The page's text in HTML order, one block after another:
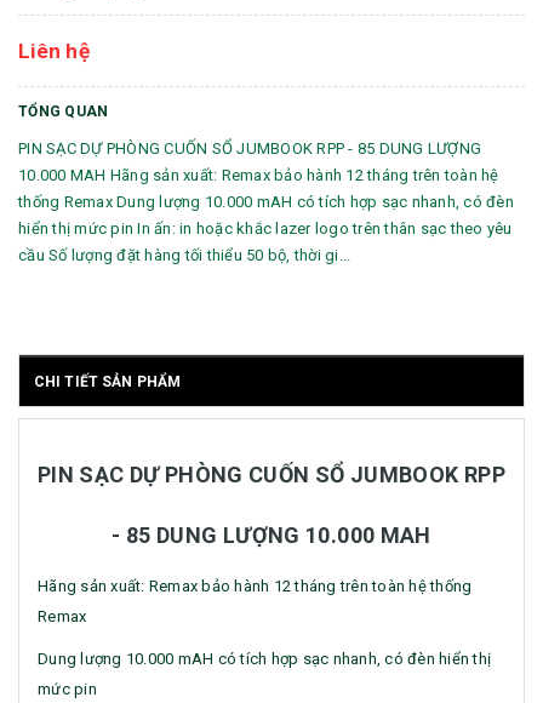
Liên hệ
TỔNG QUAN
PIN SẠC DỰ PHÒNG CUỐN SỔ JUMBOOK RPP - 85 DUNG LƯỢNG
10.000 MAH Hãng sản xuất: Remax bảo hành 12 tháng trên toàn hệ
thống Remax Dung lượng 10.000 mAH có tích hợp sạc nhanh, có đèn
hiển thị mức pin In ấn: in hoặc khắc lazer logo trên thân sạc theo yêu
cầu Số lượng đặt hàng tối thiểu 50 bộ, thời gi...
CHI TIẾT SẢN PHẨM
PIN SẠC DỰ PHÒNG CUỐN SỔ JUMBOOK RPP
- 85 DUNG LƯỢNG 10.000 MAH
Hãng sản xuất: Remax bảo hành 12 tháng trên toàn hệ thống
Remax
Dung lượng 10.000 mAH có tích hợp sạc nhanh, có đèn hiển thị
mức pin